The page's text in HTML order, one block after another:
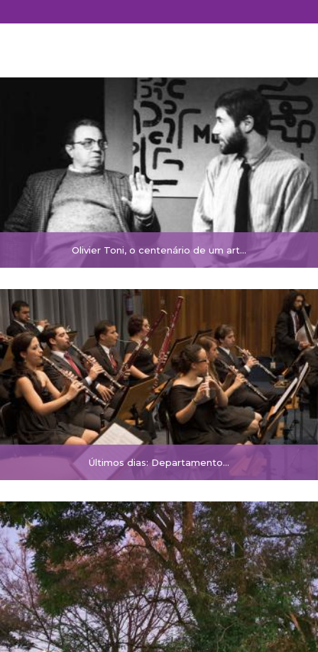
Olivier Toni, o centenário de um art...
Últimos dias: Departamento...